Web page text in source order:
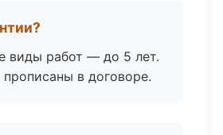
виды работ — до 5 лет.
прописаны в договоре.